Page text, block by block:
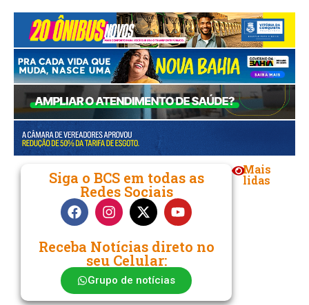
Siga o BCS em todas as
Redes Sociais
Receba Notícias direto no
seu Celular:
Grupo de notícias
Mais
lidas